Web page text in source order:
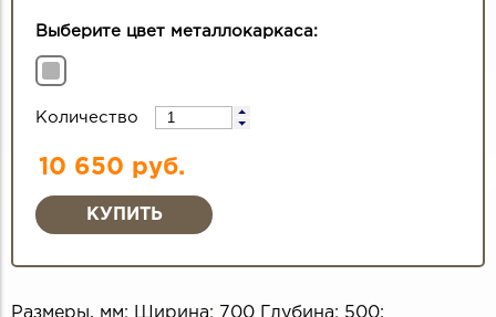
Выберите цвет металлокаркаса:
Количество
10 650 руб.
Размеры, мм: Ширина: 700 Глубина: 500;